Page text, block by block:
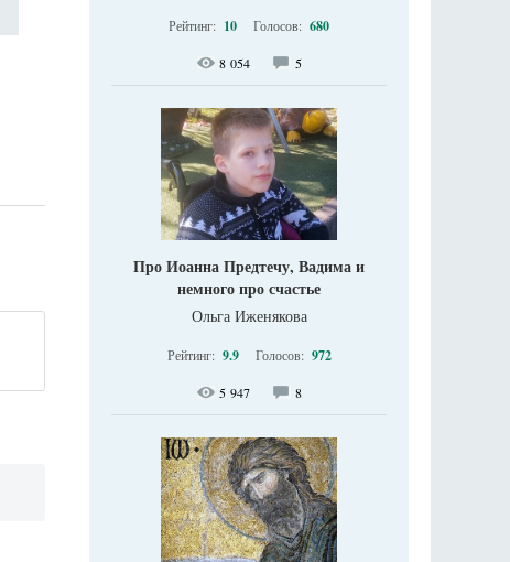
Рейтинг: 10 Голосов: 680
8 054 5
Про Иоанна Предтечу, Вадима и
немного про счастье
Ольга Иженякова
Рейтинг: 9.9 Голосов: 972
5 947 8